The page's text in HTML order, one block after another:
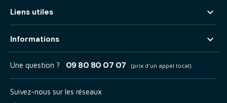
Liens utiles 
Informations 
Une question ? 09 80 80 07 07 (prix d'un appel local)
Suivez-nous sur les réseaux